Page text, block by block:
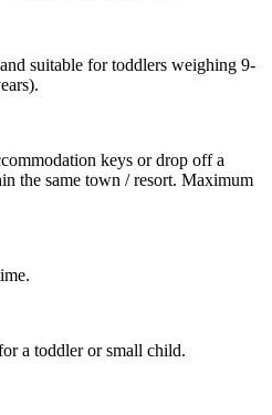
suitable for toddlers weighing 9-
keys or drop off a
the same town / resort. Maximum
a toddler or small child.